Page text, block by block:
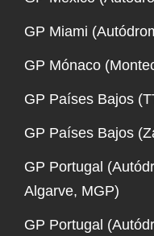
GP Miami
GP Mónaco
GP Países Bajos
GP Países Bajos
GP Portugal
Algarve, MGP)
GP Portugal